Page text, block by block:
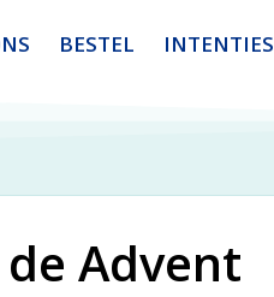
BESTEL INTENTIES
Advent